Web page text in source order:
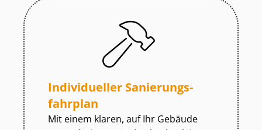
Individueller Sa­nie­rungs­
fahr­plan
Mit einem klaren, auf Ihr Gebäude